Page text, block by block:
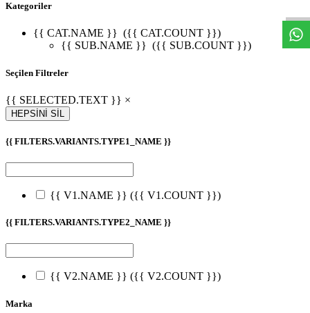
Kategoriler
{{ CAT.NAME }} ({{ CAT.COUNT }})
{{ SUB.NAME }} ({{ SUB.COUNT }})
Seçilen Filtreler
{{ SELECTED.TEXT }} ×
HEPSİNİ SİL
{{ FILTERS.VARIANTS.TYPE1_NAME }}
{{ V1.NAME }} ({{ V1.COUNT }})
{{ FILTERS.VARIANTS.TYPE2_NAME }}
{{ V2.NAME }} ({{ V2.COUNT }})
Marka